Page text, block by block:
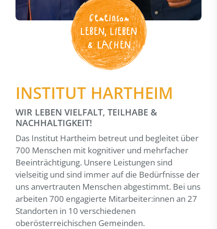
Gemeinsam
LEBEN, LIEBEN
& LACHEN
INSTITUT HARTHEIM
WIR LEBEN VIELFALT, TEILHABE &
NACHHALTIGKEIT!
Das Institut Hartheim betreut und begleitet über
700 Menschen mit kognitiver und mehrfacher
Beeinträchtigung. Unsere Leistungen sind
vielseitig und sind immer auf die Bedürfnisse der
uns anvertrauten Menschen abgestimmt. Bei uns
arbeiten 700 engagierte Mitarbeiter:innen an 27
Standorten in 10 verschiedenen
oberösterreichischen Gemeinden.